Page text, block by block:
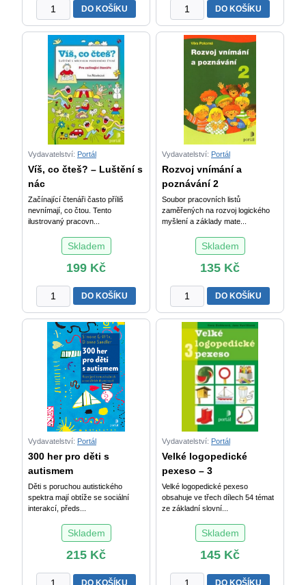
a
vím
Luštění
pro
malé
čtenáře
množství
DO KOŠÍKU
Velké
logopedické
pexeso
DO KOŠÍKU
Vydavatelství: Portál
Víš, co čteš? – Luštění s
nác
Začínající čtenáři často příliš
nevnímají, co čtou. Tento
ilustrovaný pracovn...
Skladem
199 Kč
Víš,
co
čteš?
Luštění
nácvikem
pozorného
čtení
množství
DO KOŠÍKU
Vydavatelství: Portál
Rozvoj vnímání a
poznávání 2
Soubor pracovních listů
zaměřených na rozvoj logického
myšlení a základy mate...
Skladem
135 Kč
Rozvoj
vnímání
a
poznávání
množství
DO KOŠÍKU
Vydavatelství: Portál
300 her pro děti s
autismem
Děti s poruchou autistického
spektra mají obtíže se sociální
interakcí, předs...
Skladem
215 Kč
300
DO KOŠÍKU
Vydavatelství: Portál
Velké logopedické
pexeso – 3
Velké logopedické pexeso
obsahuje ve třech dílech 54 témat
ze základní slovní...
Skladem
145 Kč
Velké
DO KOŠÍKU